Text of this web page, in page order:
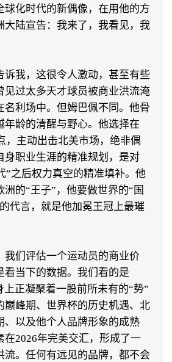
球化时代的新偶像，在用他的方
大陆宣告：我来了，我看见，我
诉我，这很令人激动，甚至有些
见过太多天才球员被商业洪流淹
名利场中。但姆巴佩不同。他骨
年龄的清醒与野心。他选择在
，主动出击北美市场，绝非偶
身职业生涯的精准规划，是对
”之后权力真空的精准填补。他
洲的“王子”，他要做世界的“国
代言，就是他加冕王冠上最璀
我们评估一个运动员的商业价
看当下的数据。我们看的是
上正凝聚着一股前所未有的“势”
峰期、世界杯的历史机遇、北
、以及他个人品牌形象的成熟
在2026年完美交汇，形成了一
流。任何有远见的品牌，都不会